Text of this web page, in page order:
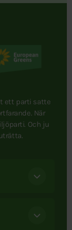
ett parti satte
När
Och ju